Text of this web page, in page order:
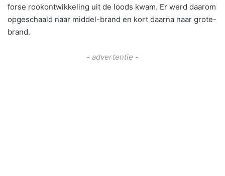
forse rookontwikkeling uit de loods kwam. Er werd daarom
opgeschaald naar middel-brand en kort daarna naar grote-
brand.
- advertentie -